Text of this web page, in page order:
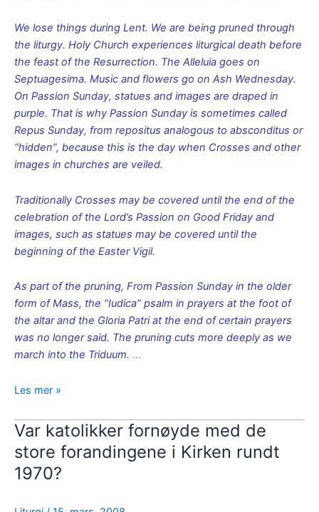
We lose things during Lent. We are being pruned through
the liturgy. Holy Church experiences liturgical death before
the feast of the Resurrection. The Alleluia goes on
Septuagesima. Music and flowers go on Ash Wednesday.
On Passion Sunday, statues and images are draped in
purple. That is why Passion Sunday is sometimes called
Repus Sunday, from repositus analogous to absconditus or
“hidden”, because this is the day when Crosses and other
images in churches are veiled.
Traditionally Crosses may be covered until the end of the
celebration of the Lord’s Passion on Good Friday and
images, such as statues may be covered until the
beginning of the Easter Vigil.
As part of the pruning, From Passion Sunday in the older
form of Mass, the “Iudica” psalm in prayers at the foot of
the altar and the Gloria Patri at the end of certain prayers
was no longer said. The pruning cuts more deeply as we
march into the Triduum. …
Gradvis
fram
mot
påskefesten
–
Les mer »
Var katolikker fornøyde med de
store forandingene i Kirken rundt
1970?